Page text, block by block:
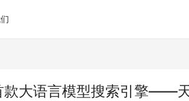
款大语言模型搜索引擎——